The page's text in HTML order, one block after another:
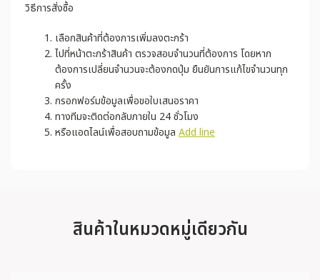
วิธีการสั่งซื้อ
เลือกสินค้าที่ต้องการเพิ่มลงตะกร้า
ไปที่หน้าตะกร้าสินค้า ตรวจสอบจำนวนที่ต้องการ โดยหาก
ต้องการเปลี่ยนจำนวนจะต้องกดปุ่ม ยืนยันการแก้ไขจำนวนทุก
ครั้ง
กรอกฟอร์มข้อมูลเพื่อขอใบเสนอราคา
ทางทีมจะติดต่อกลับภายใน 24 ชั่วโมง
หรือแอดไลน์เพื่อสอบถามข้อมูล Add line
สินค้าในหมวดหมู่เดียวกัน